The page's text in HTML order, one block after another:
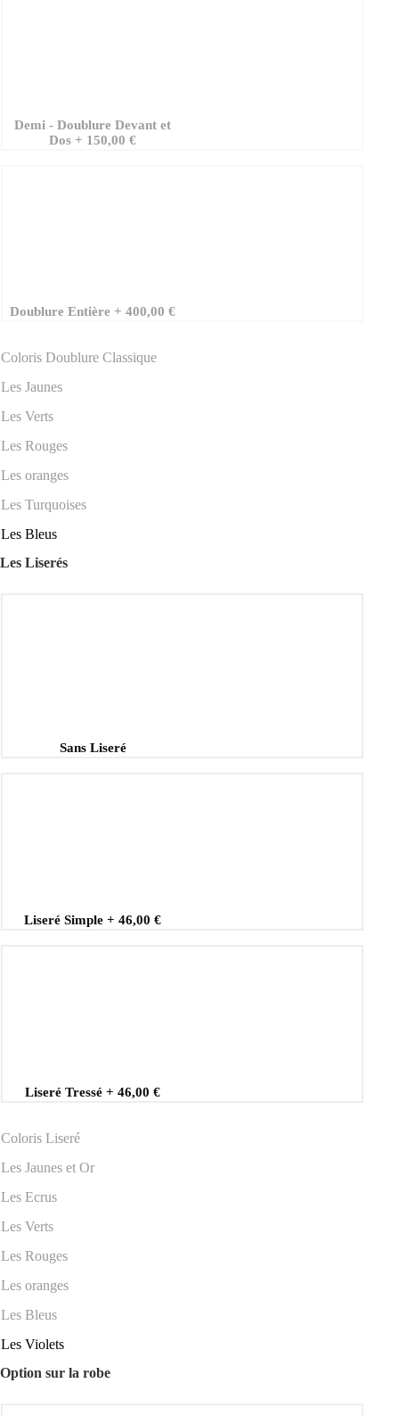
Demi - Doublure Devant et
Dos + 150,00 €
Doublure Entière +400,00 €
Coloris Doublure Classique
Les Jaunes
Les Verts
Les Rouges
Les oranges
Les Turquoises
Les Bleus
Les Liserés
Sans Liseré
Liseré Simple+46,00 €
Liseré Tressé +46,00 €
Coloris Liseré
Les Jaunes et Or
Les Ecrus
Les Verts
Les Rouges
Les oranges
Les Bleus
Les Violets
Option sur la robe